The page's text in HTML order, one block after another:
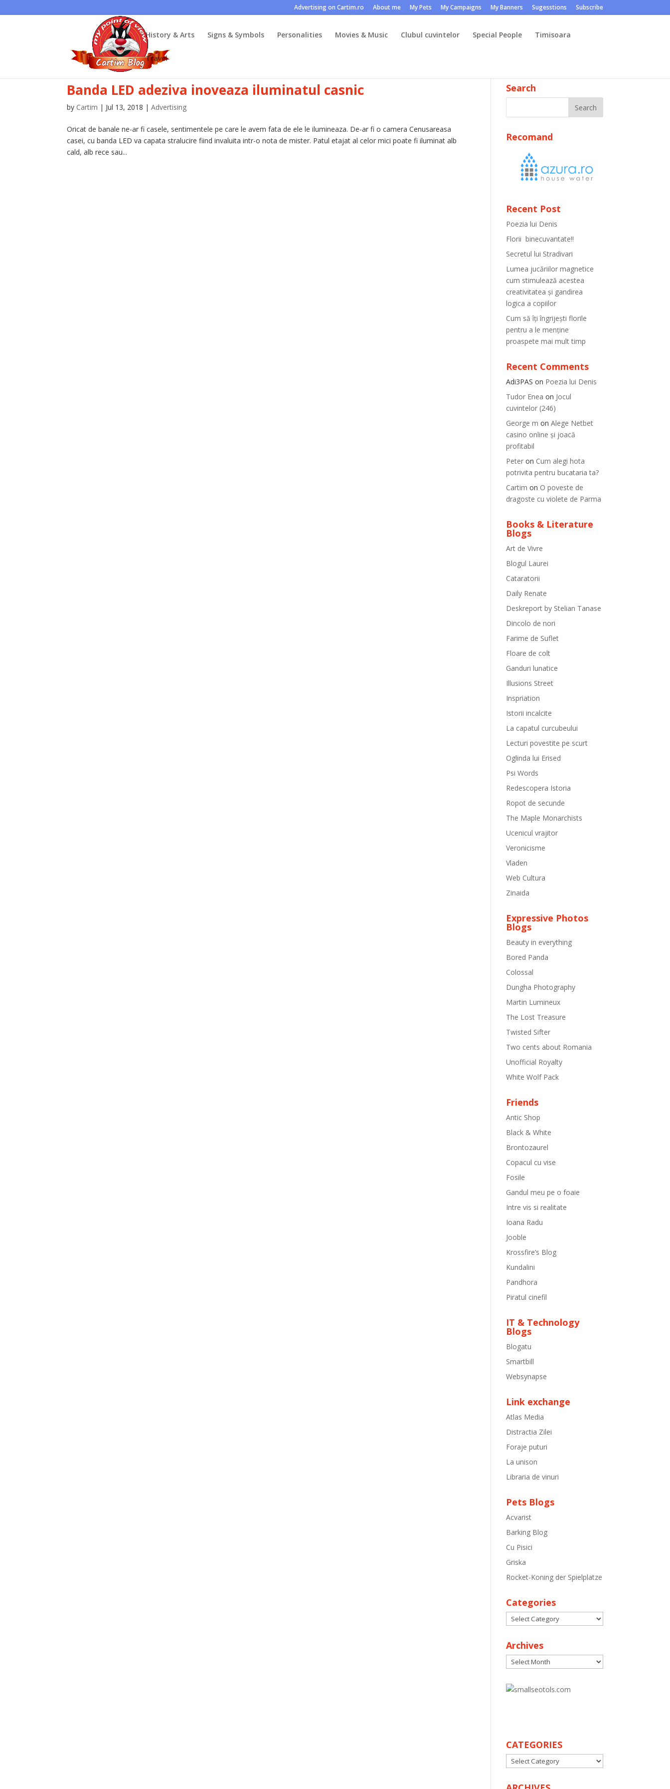
Advertising on Cartim.ro About me My Pets My Campaigns My Banners Sugesstions Subscribe
History & Arts Signs & Symbols Personalities Movies & Music Clubul cuvintelor Special People Timisoara
Travel
Banda LED adeziva inoveaza iluminatul casnic
by Cartim | Jul 13, 2018 |Advertising
Oricat de banale ne-ar fi casele, sentimentele pe care le avem fata de ele le ilumineaza. De-ar fi o camera Cenusareasa
casei, cu banda LED va capata stralucire fiind invaluita intr-o nota de mister. Patul etajat al celor mici poate fi iluminat alb
cald, alb rece sau...
Search
Recomand
Recent Post
Poezia lui Denis
Florii binecuvantate!!
Secretul lui Stradivari
Lumea jucăriilor magnetice
cum stimulează acestea
creativitatea și gandirea
logica a copiilor
Cum să îți îngrijești florile
pentru a le menține
proaspete mai mult timp
Recent Comments
Adi3PAS on Poezia lui Denis
Tudor Enea on Jocul
cuvintelor (246)
George m onAlege Netbet
casino online și joacă
profitabil
Peter on Cum alegi hota
potrivita pentru bucataria ta?
Cartim on O poveste de
dragoste cu violete de Parma
Books & Literature
Blogs
Art de Vivre
Blogul Laurei
Cataratorii
Daily Renate
Deskreport by Stelian Tanase
Dincolo de nori
Farime de Suflet
Floare de colt
Ganduri lunatice
Illusions Street
Inspriation
Istorii incalcite
La capatul curcubeului
Lecturi povestite pe scurt
Oglinda lui Erised
Psi Words
Redescopera Istoria
Ropot de secunde
The Maple Monarchists
Ucenicul vrajitor
Veronicisme
Vladen
Web Cultura
Zinaida
Expressive Photos
Blogs
Beauty in everything
Bored Panda
Colossal
Dungha Photography
Martin Lumineux
The Lost Treasure
Twisted Sifter
Two cents about Romania
Unofficial Royalty
White Wolf Pack
Friends
Antic Shop
Black & White
Brontozaurel
Copacul cu vise
Fosile
Gandul meu pe o foaie
Intre vis si realitate
Ioana Radu
Jooble
Krossfire’s Blog
Kundalini
Pandhora
Piratul cinefil
IT & Technology
Blogs
Blogatu
Smartbill
Websynapse
Link exchange
Atlas Media
Distractia Zilei
Foraje puturi
La unison
Libraria de vinuri
Pets Blogs
Acvarist
Barking Blog
Cu Pisici
Griska
Rocket-Koning der Spielplatze
Categories
Categories
Archives
Archives
CATEGORIES
CATEGORIES